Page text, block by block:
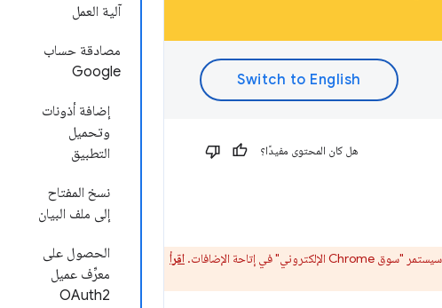
آلية العمل
مصادقة حساب
Google
إضافة أذونات
وتحميل
التطبيق
نسخ المفتاح
إلى ملف البيان
الحصول على
معرِّف عميل
OAuth2
هل كان المحتوى مفيدًا؟
اقرأ